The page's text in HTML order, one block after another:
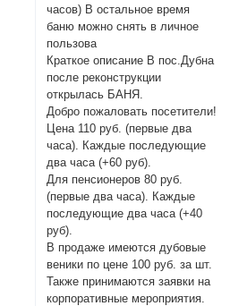
часов) В остальное время
баню можно снять в личное
пользова
Краткое описание В пос.Дубна
после реконструкции
открылась БАНЯ.
Добро пожаловать посетители!
Цена 110 руб. (первые два
часа). Каждые последующие
два часа (+60 руб).
Для пенсионеров 80 руб.
(первые два часа). Каждые
последующие два часа (+40
руб).
В продаже имеются дубовые
веники по цене 100 руб. за шт.
Также принимаются заявки на
корпоративные мероприятия.